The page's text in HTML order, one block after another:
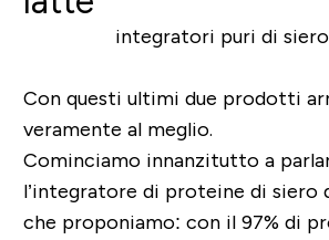
Con questi ultimi due prodotti
veramente al meglio.
Cominciamo innanzitutto a
l’integratore di proteine di siero
che proponiamo: con il 97% di